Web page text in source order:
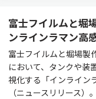
富士フイルムと堀
ンラインラマン高
富士フイルムと堀場製
において、タンクや装
視化する「インライン
（ニュースリリース）